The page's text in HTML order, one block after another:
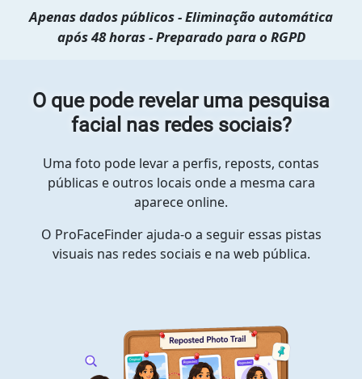
Apenas dados públicos - Eliminação automática
após 48 horas - Preparado para o RGPD
O que pode revelar uma pesquisa
facial nas redes sociais?
Uma foto pode levar a perfis, reposts, contas
públicas e outros locais onde a mesma cara
aparece online.
O ProFaceFinder ajuda-o a seguir essas pistas
visuais nas redes sociais e na web pública.